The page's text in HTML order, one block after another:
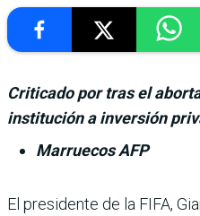
Criticado por tras el
institución a inversión
Marruecos AFP
El presidente de la FIFA,